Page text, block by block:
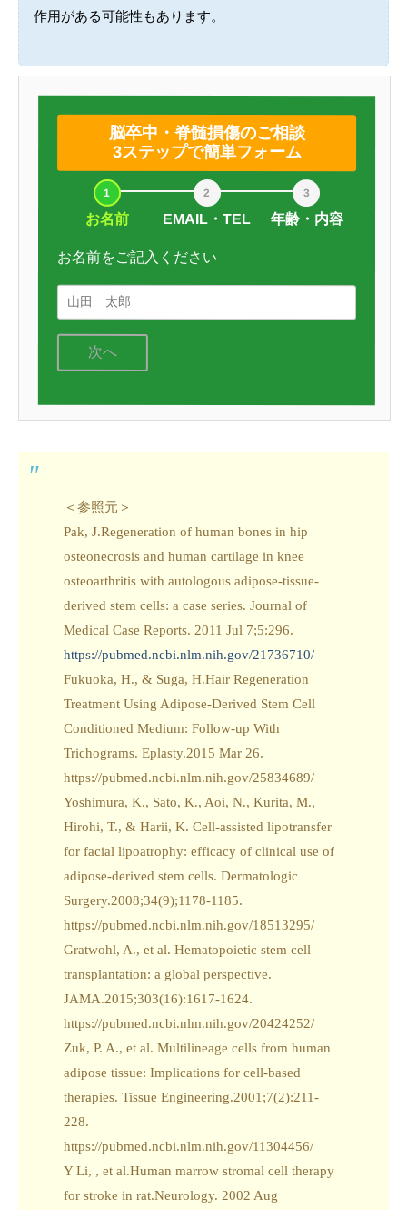
作用がある可能性もあります。
脳卒中・脊髄損傷のご相談
3ステップで簡単フォーム
お名前 EMAIL・TEL 年齢・内容
お名前をご記入ください
次へ
＜参照元＞
Pak, J.Regeneration of human bones in hip
osteonecrosis and human cartilage in knee
osteoarthritis with autologous adipose-tissue-
derived stem cells: a case series. Journal of
Medical Case Reports. 2011 Jul 7;5:296.
https://pubmed.ncbi.nlm.nih.gov/21736710/
Fukuoka, H., & Suga, H.Hair Regeneration
Treatment Using Adipose-Derived Stem Cell
Conditioned Medium: Follow-up With
Trichograms. Eplasty.2015 Mar 26.
https://pubmed.ncbi.nlm.nih.gov/25834689/
Yoshimura, K., Sato, K., Aoi, N., Kurita, M.,
Hirohi, T., & Harii, K. Cell-assisted lipotransfer
for facial lipoatrophy: efficacy of clinical use of
adipose-derived stem cells. Dermatologic
Surgery.2008;34(9);1178-1185.
https://pubmed.ncbi.nlm.nih.gov/18513295/
Gratwohl, A., et al. Hematopoietic stem cell
transplantation: a global perspective.
JAMA.2015;303(16):1617-1624.
https://pubmed.ncbi.nlm.nih.gov/20424252/
Zuk, P. A., et al. Multilineage cells from human
adipose tissue: Implications for cell-based
therapies. Tissue Engineering.2001;7(2):211-
228.
https://pubmed.ncbi.nlm.nih.gov/11304456/
Y Li, , et al.Human marrow stromal cell therapy
for stroke in rat.Neurology. 2002 Aug